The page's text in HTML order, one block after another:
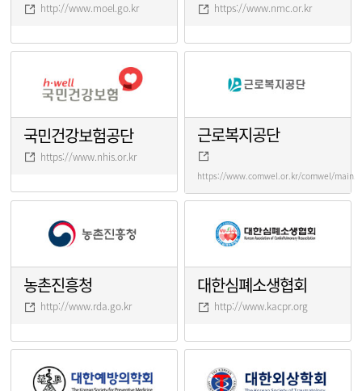
http://www.moel.go.kr https://www.nmc.or.kr
국민건강보험공단
https://www.nhis.or.kr
근로복지공단
https://www.comwel.or.kr/comwel/
농촌진흥청
http://www.rda.go.kr
대한심폐소생협회
http://www.kacpr.org